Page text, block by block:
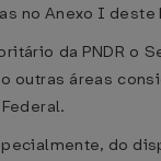
no Anexo I
da PNDR o
outras áreas
do